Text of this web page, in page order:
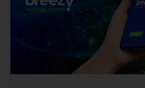
გადამყიდველებთან: Comfy,
Kcell, Beeline, Mechta, Alser, Fora, i-
Protoria (Samsung-ის მაღაზიები),